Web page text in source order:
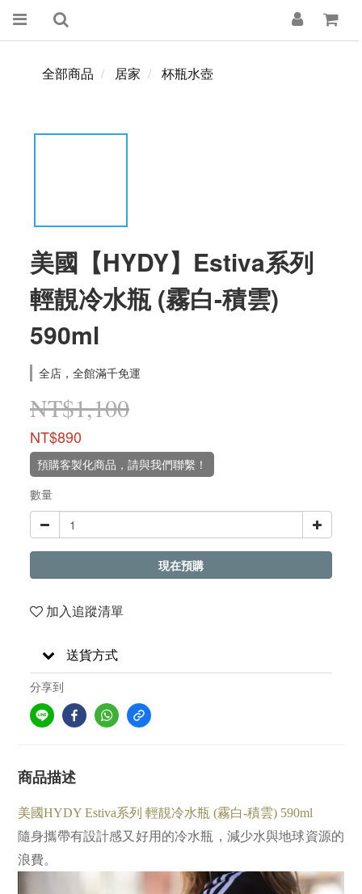
全部商品 居家 杯瓶水壺
美國【HYDY】Estiva系列
輕靚冷水瓶 (霧白-積雲)
590ml
全店，全館滿千免運
NT$1,100
NT$890
預購客製化商品，請與我們聯繫！
數量
現在預購
加入追蹤清單
送貨方式
分享到
商品描述
美國HYDY Estiva系列 輕靚冷水瓶 (霧白-積雲) 590ml
隨身攜帶有設計感又好用的冷水瓶，減少水與地球資源的
浪費。